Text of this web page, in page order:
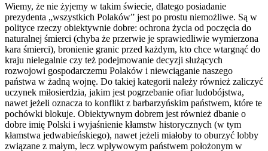
Wiemy, że nie żyjemy w takim świecie, dlatego posiadanie
prezydenta „wszystkich Polaków” jest po prostu niemożliwe. Są w
polityce rzeczy obiektywnie dobre: ochrona życia od poczęcia do
naturalnej śmierci (chyba że przerwie je sprawiedliwie wymierzona
kara śmierci), bronienie granic przed każdym, kto chce wtargnąć do
kraju nielegalnie czy też podejmowanie decyzji służących
rozwojowi gospodarczemu Polaków i niewciąganie naszego
państwa w żadną wojnę. Do takiej kategorii należy również zaliczyć
uczynek miłosierdzia, jakim jest pogrzebanie ofiar ludobójstwa,
nawet jeżeli oznacza to konflikt z barbarzyńskim państwem, które te
pochówki blokuje. Obiektywnym dobrem jest również dbanie o
dobre imię Polski i wyjaśnienie kłamstw historycznych (w tym
kłamstwa jedwabieńskiego), nawet jeżeli miałoby to oburzyć lobby
związane z małym, lecz wpływowym państwem położonym w